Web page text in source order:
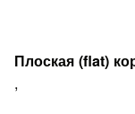
Плоская (flat)
,